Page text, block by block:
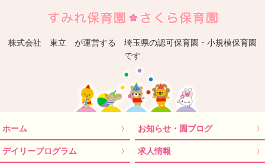
株式会社 東立 が運営する 埼玉県の認可保育園・小規模保育園
です
ホーム お知らせ・園ブログ
デイリープログラム 求人情報